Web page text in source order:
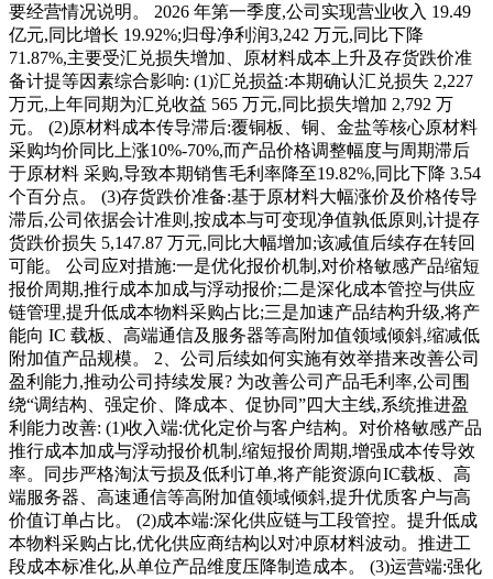
要经营情况说明。 2026 年第一季度,公司实现营业收入 19.49
亿元,同比增长 19.92%;归母净利润3,242 万元,同比下降
71.87%,主要受汇兑损失增加、原材料成本上升及存货跌价准
备计提等因素综合影响: (1)汇兑损益:本期确认汇兑损失 2,227
万元,上年同期为汇兑收益 565 万元,同比损失增加 2,792 万
元。 (2)原材料成本传导滞后:覆铜板、铜、金盐等核心原材料
采购均价同比上涨10%-70%,而产品价格调整幅度与周期滞后
于原材料 采购,导致本期销售毛利率降至19.82%,同比下降 3.54
个百分点。 (3)存货跌价准备:基于原材料大幅涨价及价格传导
滞后,公司依据会计准则,按成本与可变现净值孰低原则,计提存
货跌价损失 5,147.87 万元,同比大幅增加;该减值后续存在转回
可能。 公司应对措施:一是优化报价机制,对价格敏感产品缩短
报价周期,推行成本加成与浮动报价;二是深化成本管控与供应
链管理,提升低成本物料采购占比;三是加速产品结构升级,将产
能向 IC 载板、高端通信及服务器等高附加值领域倾斜,缩减低
附加值产品规模。 2、公司后续如何实施有效举措来改善公司
盈利能力,推动公司持续发展? 为改善公司产品毛利率,公司围
绕“调结构、强定价、降成本、促协同”四大主线,系统推进盈
利能力改善: (1)收入端:优化定价与客户结构。对价格敏感产品
推行成本加成与浮动报价机制,缩短报价周期,增强成本传导效
率。同步严格淘汰亏损及低利订单,将产能资源向IC载板、高
端服务器、高速通信等高附加值领域倾斜,提升优质客户与高
价值订单占比。 (2)成本端:深化供应链与工段管控。提升低成
本物料采购占比,优化供应商结构以对冲原材料波动。推进工
段成本标准化,从单位产品维度压降制造成本。 (3)运营端:强化